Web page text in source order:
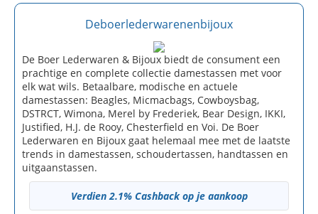
Deboerlederwarenenbijoux
De Boer Lederwaren & Bijoux biedt de consument een
prachtige en complete collectie damestassen met voor
elk wat wils. Betaalbare, modische en actuele
damestassen: Beagles, Micmacbags, Cowboysbag,
DSTRCT, Wimona, Merel by Frederiek, Bear Design, IKKI,
Justified, H.J. de Rooy, Chesterfield en Voi. De Boer
Lederwaren en Bijoux gaat helemaal mee met de laatste
trends in damestassen, schoudertassen, handtassen en
uitgaanstassen.
Verdien 2.1% Cashback op je aankoop